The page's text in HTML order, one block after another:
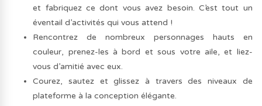
et fabriquez ce dont vous avez besoin. C’est tout un
éventail d’activités qui vous attend !
Rencontrez de nombreux personnages hauts en
couleur, prenez-les à bord et sous votre aile, et liez-
vous d’amitié avec eux.
Courez, sautez et glissez à travers des niveaux de
plateforme à la conception élégante.